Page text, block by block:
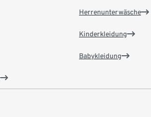
Herrenunterwäsche
Kinderkleidung
Babykleidung